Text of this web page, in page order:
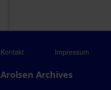
Kontakt Impressum
Arolsen Archives